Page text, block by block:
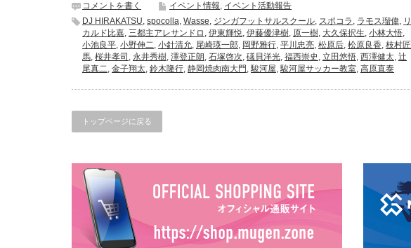
コメントを書く イベント情報, イベント活動報告
DJ HIRAKATSU, spocolla, Wasse, ジンガフットサルスクール, スポコラ , ラモス瑠偉, リ
カルド比嘉, 三都主アレサンドロ , 伊東輝悦, 伊藤優津樹, 原一樹, 大久保択生, 小林大悟,
小池良平, 小野伸二, 小針清允, 尾崎瑛一郎, 岡野雅行, 平川忠亮, 松原后, 松原良香, 枝村匠
馬, 桜井孝司 , 永井秀樹, 澤登正朗, 石塚啓次, 礒貝洋光, 福西崇史 , 立田悠悟, 西澤健太, 辻
尾真二, 金子翔太, 鈴木隆行, 静岡焼肉南大門 ,駿河屋,駿河屋サッカー教室, 高原直泰
トップページに戻る